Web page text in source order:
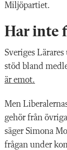
Miljöpartiet.
Har inte
Sveriges
stöd bland
är emot.
Men
gehör från
säger Simona
frågan under